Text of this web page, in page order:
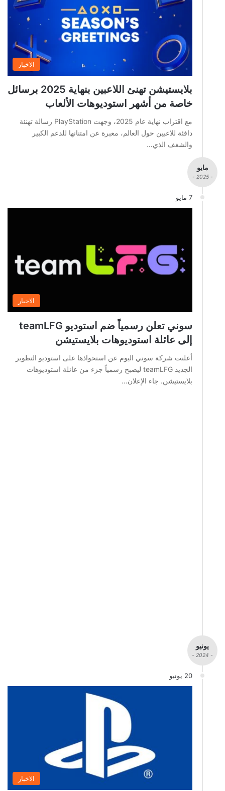
الاخبار
بلايستيشن تهنئ اللاعبين بنهاية 2025 برسائل
خاصة من أشهر استوديوهات الألعاب
مع اقتراب نهاية عام 2025، وجهت PlayStation رسالة تهنئة
دافئة للاعبين حول العالم، معبرة عن امتنانها للدعم الكبير
والشغف الذي…
مايو
- 2025 -
7 مايو
الاخبار
سوني تعلن رسمياً ضم استوديو teamLFG
إلى عائلة استوديوهات بلايستيشن
أعلنت شركة سوني اليوم عن استحواذها على استوديو التطوير
الجديد teamLFG ليصبح رسمياً جزء من عائلة استوديوهات
بلايستيشن. جاء الإعلان…
يونيو
- 2024 -
20 يونيو
الاخبار